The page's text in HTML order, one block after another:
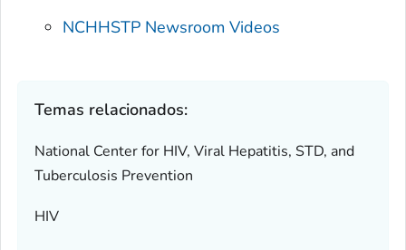
NCHHSTP Newsroom Videos
Temas relacionados:
National Center for HIV, Viral Hepatitis, STD, and
Tuberculosis Prevention
HIV